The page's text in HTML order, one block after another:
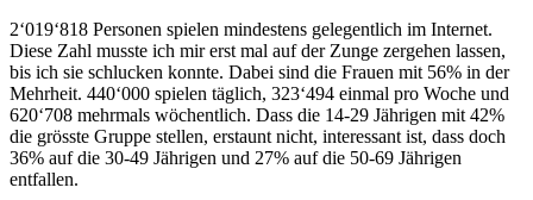
2‘019‘818 Personen spielen mindestens gelegentlich im Internet.
Diese Zahl musste ich mir erst mal auf der Zunge zergehen lassen,
bis ich sie schlucken konnte. Dabei sind die Frauen mit 56% in der
Mehrheit. 440‘000 spielen täglich, 323‘494 einmal pro Woche und
620‘708 mehrmals wöchentlich. Dass die 14-29 Jährigen mit 42%
die grösste Gruppe stellen, erstaunt nicht, interessant ist, dass doch
36% auf die 30-49 Jährigen und 27% auf die 50-69 Jährigen
entfallen.